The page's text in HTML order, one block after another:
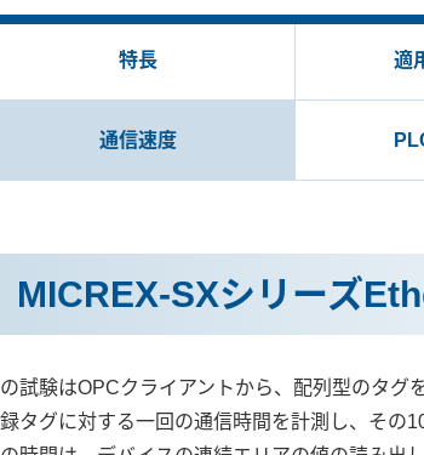
特長 適
通信速度
MICREX-SXシリーズ
試験はOPCクライアントから、配列型のタグ
タグに対する一回の通信時間を計測し、その